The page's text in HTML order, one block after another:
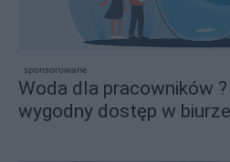
sponsorowane
Woda dla pracowników
wygodny dostęp w